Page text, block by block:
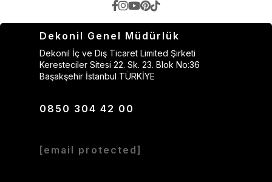
Dekonil Genel Müdürlük
Dekonil İç ve Dış Ticaret Limited Şirketi
Keresteciler Sitesi 22. Sk. 23. Blok No:36
Başakşehir İstanbul TÜRKİYE
0850 304 42 00
[email protected]